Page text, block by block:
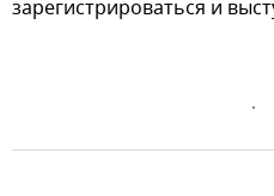
зарегистрироваться и